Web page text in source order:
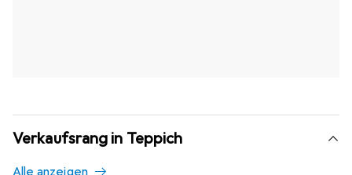
Verkaufsrang in Teppich
Alle anzeigen